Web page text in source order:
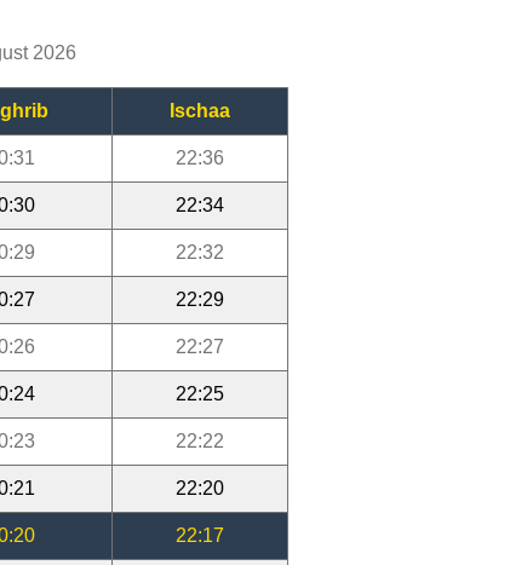
2026
Ischaa
22:36
22:34
22:32
22:29
22:27
22:25
22:22
22:20
22:17